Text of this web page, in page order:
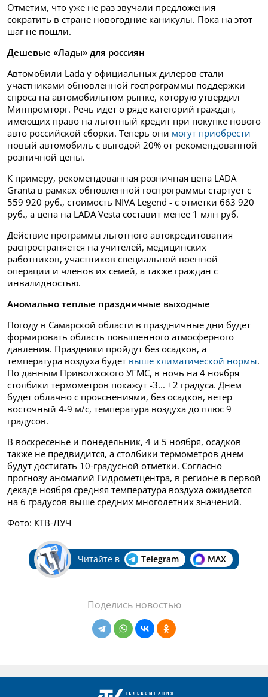
Отметим, что уже не раз звучали предложения
сократить в стране новогодние каникулы. Пока на этот
шаг не пошли.
Дешевые «Лады» для россиян
Автомобили Lada у официальных дилеров стали
участниками обновленной госпрограммы поддержки
спроса на автомобильном рынке, которую утвердил
Минпромторг. Речь идет о ряде категорий граждан,
имеющих право на льготный кредит при покупке нового
авто российской сборки. Теперь они могут приобрести
новый автомобиль с выгодой 20% от рекомендованной
розничной цены.
К примеру, рекомендованная розничная цена LADA
Granta в рамках обновленной госпрограммы стартует с
559 920 руб., стоимость NIVA Legend - с отметки 663 920
руб., а цена на LADA Vesta составит менее 1 млн руб.
Действие программы льготного автокредитования
распространяется на учителей, медицинских
работников, участников специальной военной
операции и членов их семей, а также граждан с
инвалидностью.
Аномально теплые праздничные выходные
Погоду в Самарской области в праздничные дни будет
формировать область повышенного атмосферного
давления. Праздники пройдут без осадков, а
температура воздуха будет выше климатической нормы.
По данным Приволжского УГМС, в ночь на 4 ноября
столбики термометров покажут -3... +2 градуса. Днем
будет облачно с прояснениями, без осадков, ветер
восточный 4-9 м/с, температура воздуха до плюс 9
градусов.
В воскресенье и понедельник, 4 и 5 ноября, осадков
также не предвидится, а столбики термометров днем
будут достигать 10-градусной отметки. Согласно
прогнозу аномалий Гидрометцентра, в регионе в первой
декаде ноября средняя температура воздуха ожидается
на 6 градусов выше средних многолетних значений.
Фото: КТВ-ЛУЧ
Читайте в Telegram MAX
Поделись новостью